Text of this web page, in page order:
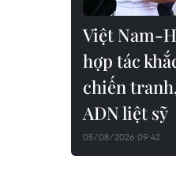
Việt Nam-
hợp tác
chiến
ADN liệt sỹ
05/08/2026 09:42